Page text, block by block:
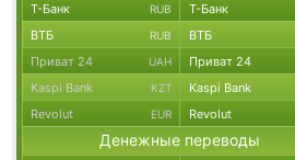
Т-Банк RUB Т-Банк
ВТБ RUB ВТБ
Приват 24 UAH Приват 24
Kaspi Bank KZT Kaspi Bank
Revolut EUR Revolut
Денежные переводы